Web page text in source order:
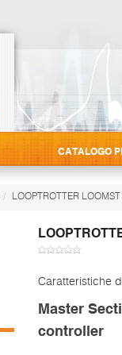
CATALOGO
LOOPTROTTER
Caratteristiche
Master
controller